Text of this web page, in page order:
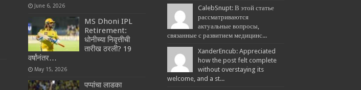
June 6, 2026
MS Dhoni IPL
Retirement:
धोनीच्या निवृत्तीची
तारीख ठरली? 19
वर्षांनंतर…
May 15, 2026
पप्पांचा लाडका
CalebSnupt: В этой статье
рассматриваются
актуальные вопросы,
связанные с развитием медицинс...
XanderEncub: Appreciated
how the post felt complete
without overstaying its
welcome, and a st...